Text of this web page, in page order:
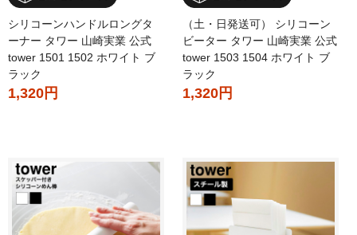
シリコーンハンドルロングタ
ーナー タワー 山崎実業 公式
tower 1501 1502 ホワイト ブ
ラック
1,320円
（土・日発送可） シリコーン
ビーター タワー 山崎実業 公式
tower 1503 1504 ホワイト ブ
ラック
1,320円